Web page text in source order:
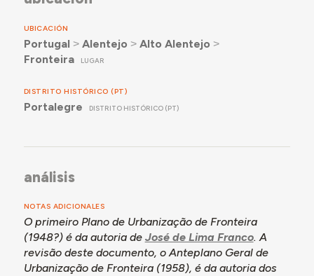
UBICACIÓN
Portugal ˃ Alentejo ˃ Alto Alentejo ˃
Fronteira
LUGAR
DISTRITO HISTÓRICO (PT)
Portalegre DISTRITO HISTÓRICO (PT)
análisis
NOTAS ADICIONALES
O primeiro Plano de Urbanização de Fronteira
(1948?) é da autoria de José de Lima Franco. A
revisão deste documento, o Anteplano Geral de
Urbanização de Fronteira (1958), é da autoria dos